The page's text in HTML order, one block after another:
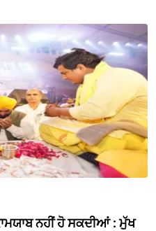
ਨਹੀਂ ਹੋ ਸਕਦੀਆਂ : ਮੁੱਖ